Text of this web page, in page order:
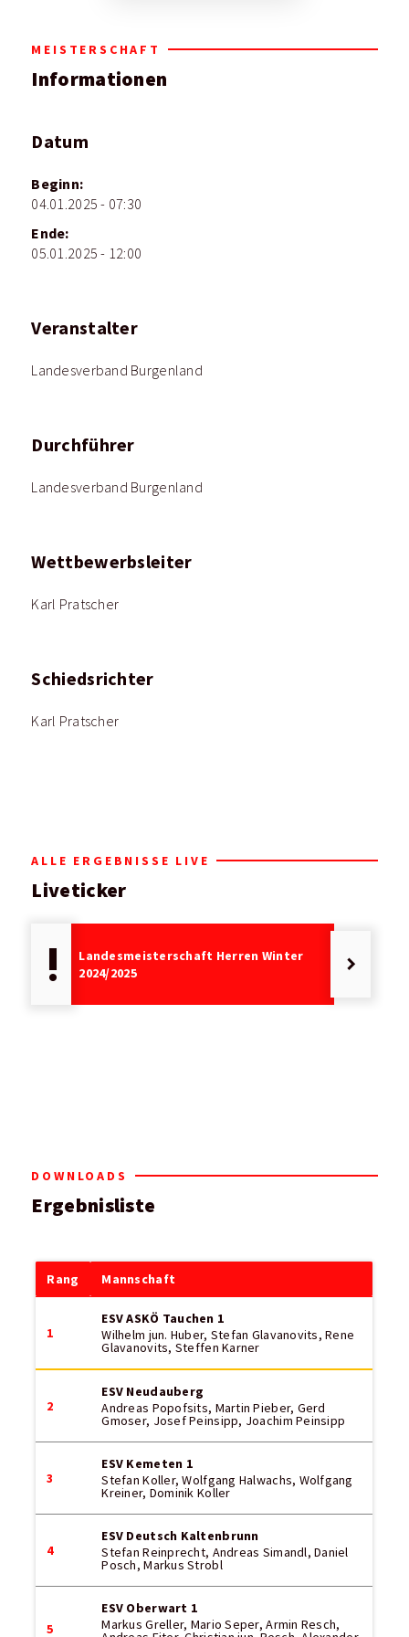
MEISTERSCHAFT
Informationen
Datum
Beginn:
04.01.2025 - 07:30
Ende:
05.01.2025 - 12:00
Veranstalter
Landesverband Burgenland
Durchführer
Landesverband Burgenland
Wettbewerbsleiter
Karl Pratscher
Schiedsrichter
Karl Pratscher
ALLE ERGEBNISSE LIVE
Liveticker
priority_high
Landesmeisterschaft Herren Winter
2024/2025
keyboard_arrow_right
DOWNLOADS
Ergebnisliste
Rang Mannschaft
1
ESV ASKÖ Tauchen 1
Wilhelm jun. Huber, Stefan Glavanovits, Rene
Glavanovits, Steffen Karner
2
ESV Neudauberg
Andreas Popofsits, Martin Pieber, Gerd
Gmoser, Josef Peinsipp, Joachim Peinsipp
3
ESV Kemeten 1
Stefan Koller, Wolfgang Halwachs, Wolfgang
Kreiner, Dominik Koller
4
ESV Deutsch Kaltenbrunn
Stefan Reinprecht, Andreas Simandl, Daniel
Posch, Markus Strobl
5
ESV Oberwart 1
Markus Greller, Mario Seper, Armin Resch,